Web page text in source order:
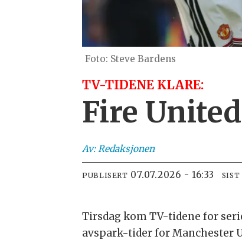
Steve Bardens
TV-TIDENE KLARE:
Fire
Av: Redaksjonen
PUBLISERT 07.07.2026 - 16:33 SIST
Tirsdag kom TV-tidene for
avspark-tider for Manchester